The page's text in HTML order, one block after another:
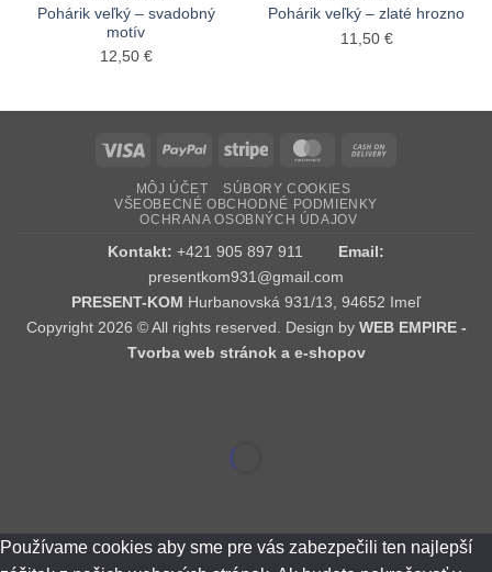
Pohárik veľký – svadobný
motív
12,50 €
Pohárik veľký – zlaté hrozno
11,50 €
Visa PayPal Stripe MasterCard
MÔJ ÚČET
SÚBORY COOKIES
VŠEOBECNÉ OBCHODNÉ PODMIENKY
OCHRANA OSOBNÝCH ÚDAJOV
Kontakt: +421 905 897 911 Email:
presentkom931@gmail.com
PRESENT-KOM Hurbanovská 931/13, 94652 Imeľ
Copyright 2026 © All rights reserved. Design by WEB EMPIRE -
Tvorba web stránok a e-shopov
Používame cookies aby sme pre vás zabezpečili ten najlepší